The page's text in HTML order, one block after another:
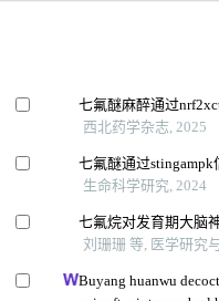
七氟醚麻醉通过
西北药学杂志, 2025
七氟醚通过
生命科学研究, 2024
七氟烷对发育期大脑
刘珊珊 等, 医学研究
Buyang huanwu